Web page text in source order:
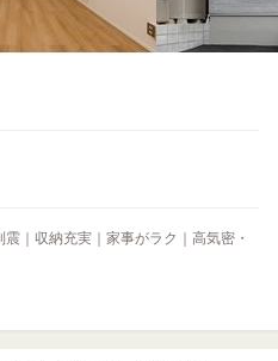
震｜収納充実｜家事がラク｜高気密・